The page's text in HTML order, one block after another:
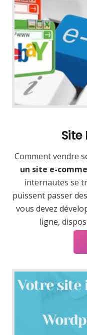
Comment vendre
un site e-
internautes se
puissent passer
vous devez
ligne,